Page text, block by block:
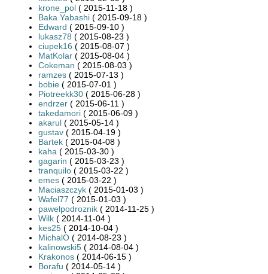
krone_pol ( 2015-11-18 )
Baka Yabashi ( 2015-09-18 )
Edward ( 2015-09-10 )
lukasz78 ( 2015-08-23 )
ciupek16 ( 2015-08-07 )
MatKolar ( 2015-08-04 )
Cokeman ( 2015-08-03 )
ramzes ( 2015-07-13 )
bobie ( 2015-07-01 )
Piotreekk30 ( 2015-06-28 )
endrzer ( 2015-06-11 )
takedamori ( 2015-06-09 )
akarul ( 2015-05-14 )
gustav ( 2015-04-19 )
Bartek ( 2015-04-08 )
kaha ( 2015-03-30 )
gagarin ( 2015-03-23 )
tranquilo ( 2015-03-22 )
emes ( 2015-03-22 )
Maciaszczyk ( 2015-01-03 )
Wafel77 ( 2015-01-03 )
pawelpodroznik ( 2014-11-25 )
Wilk ( 2014-11-04 )
kes25 ( 2014-10-04 )
MichalO ( 2014-08-23 )
kalinowski5 ( 2014-08-04 )
Krakonos ( 2014-06-15 )
Borafu ( 2014-05-14 )